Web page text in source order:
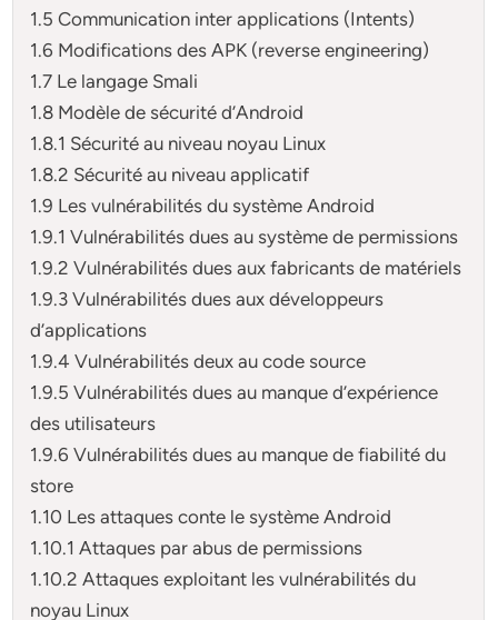
1.5 Communication inter applications (Intents)
1.6 Modifications des APK (reverse engineering)
1.7 Le langage Smali
1.8 Modèle de sécurité d’Android
1.8.1 Sécurité au niveau noyau Linux
1.8.2 Sécurité au niveau applicatif
1.9 Les vulnérabilités du système Android
1.9.1 Vulnérabilités dues au système de permissions
1.9.2 Vulnérabilités dues aux fabricants de matériels
1.9.3 Vulnérabilités dues aux développeurs
d’applications
1.9.4 Vulnérabilités deux au code source
1.9.5 Vulnérabilités dues au manque d’expérience
des utilisateurs
1.9.6 Vulnérabilités dues au manque de fiabilité du
store
1.10 Les attaques conte le système Android
1.10.1 Attaques par abus de permissions
1.10.2 Attaques exploitant les vulnérabilités du
noyau Linux